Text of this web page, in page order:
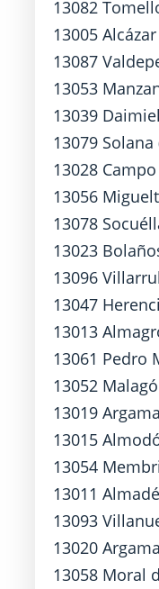
13082
13005
13087
13053
13039 Daimiel
13079 Solana
13028
13056
13078
13023
13096
13047
13013
13061 Pedro
13052
13019
13015
13054
13011
13093
13020
13058 Moral